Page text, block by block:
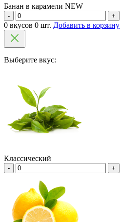
Банан в карамели NEW
- +
0 вкусов 0 шт. Добавить в корзину
Выберите вкус:
Классический
- +